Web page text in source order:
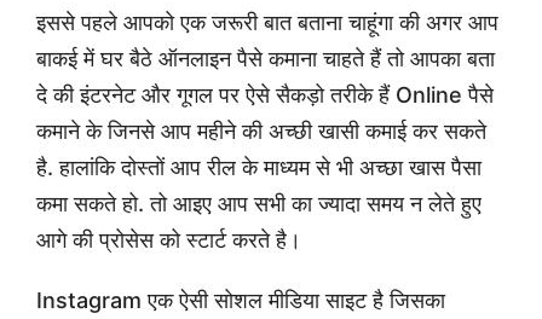
इससे पहले आपको एक जरूरी बात बताना चाहूंगा की अगर आप
बाकई में घर बैठे ऑनलाइन पैसे कमाना चाहते हैं तो आपका बता
दे की इंटरनेट और गूगल पर ऐसे सैकड़ो तरीके हैं Online पैसे
कमाने के जिनसे आप महीने की अच्छी खासी कमाई कर सकते
है. हालांकि दोस्तों आप रील के माध्यम से भी अच्छा खास पैसा
कमा सकते हो. तो आइए आप सभी का ज्यादा समय न लेते हुए
आगे की प्रोसेस को स्टार्ट करते है।
Instagram एक ऐसी सोशल मीडिया साइट है जिसका